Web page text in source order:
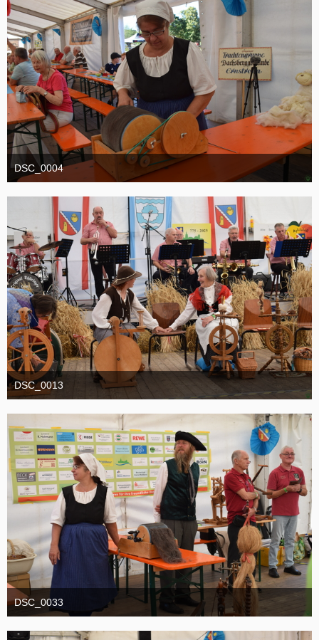
DSC_0004
1. September 2025
DSC_0013
1. September 2025
DSC_0033
1. September 2025